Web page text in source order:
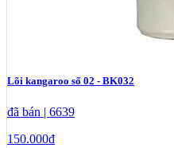
Lõi kangaroo số 02 - BK032
đã bán | 6639
150.000đ